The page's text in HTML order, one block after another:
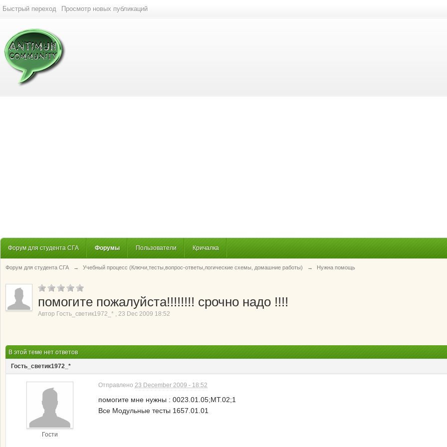
Быстрый переход Просмотр новых публикаций
Форум для студента СГА Форумы Пользователи Кричалка
Форум для студента СГА → Учебный процесс (Ключи,тесты,вопрос-ответы,логические схемы, домашние работы) → Нужна помощь
помогите пожалуйста!!!!!!!! срочно надо !!!!
Автор Гость_светик1972_* , 23 Dec 2009 18:52
В этой теме нет ответов
Гость_светик1972_*
Гости
Отправлено 23 December 2009 - 18:52
помогите мне нужны : 0023.01.05;MT.02;1
Все Модульные тесты 1657.01.01